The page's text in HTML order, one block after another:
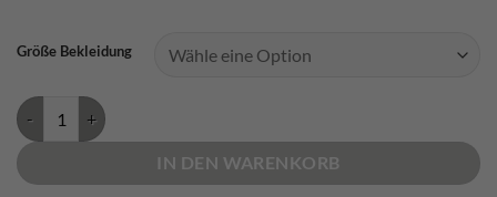
Größe Bekleidung
Chillaz E Ciao Herren Menge
IN DEN WARENKORB